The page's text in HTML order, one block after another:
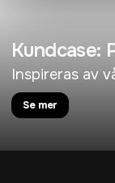
Kundcase:
Inspireras av
Se mer